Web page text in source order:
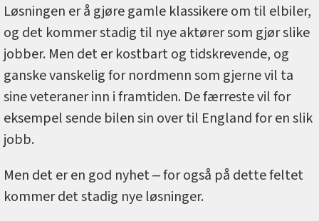
Løsningen er å gjøre gamle klassikere om til elbiler,
og det kommer stadig til nye aktører som gjør slike
jobber. Men det er kostbart og tidskrevende, og
ganske vanskelig for nordmenn som gjerne vil ta
sine veteraner inn i framtiden. De færreste vil for
eksempel sende bilen sin over til England for en slik
jobb.
Men det er en god nyhet ‒ for også på dette feltet
kommer det stadig nye løsninger.